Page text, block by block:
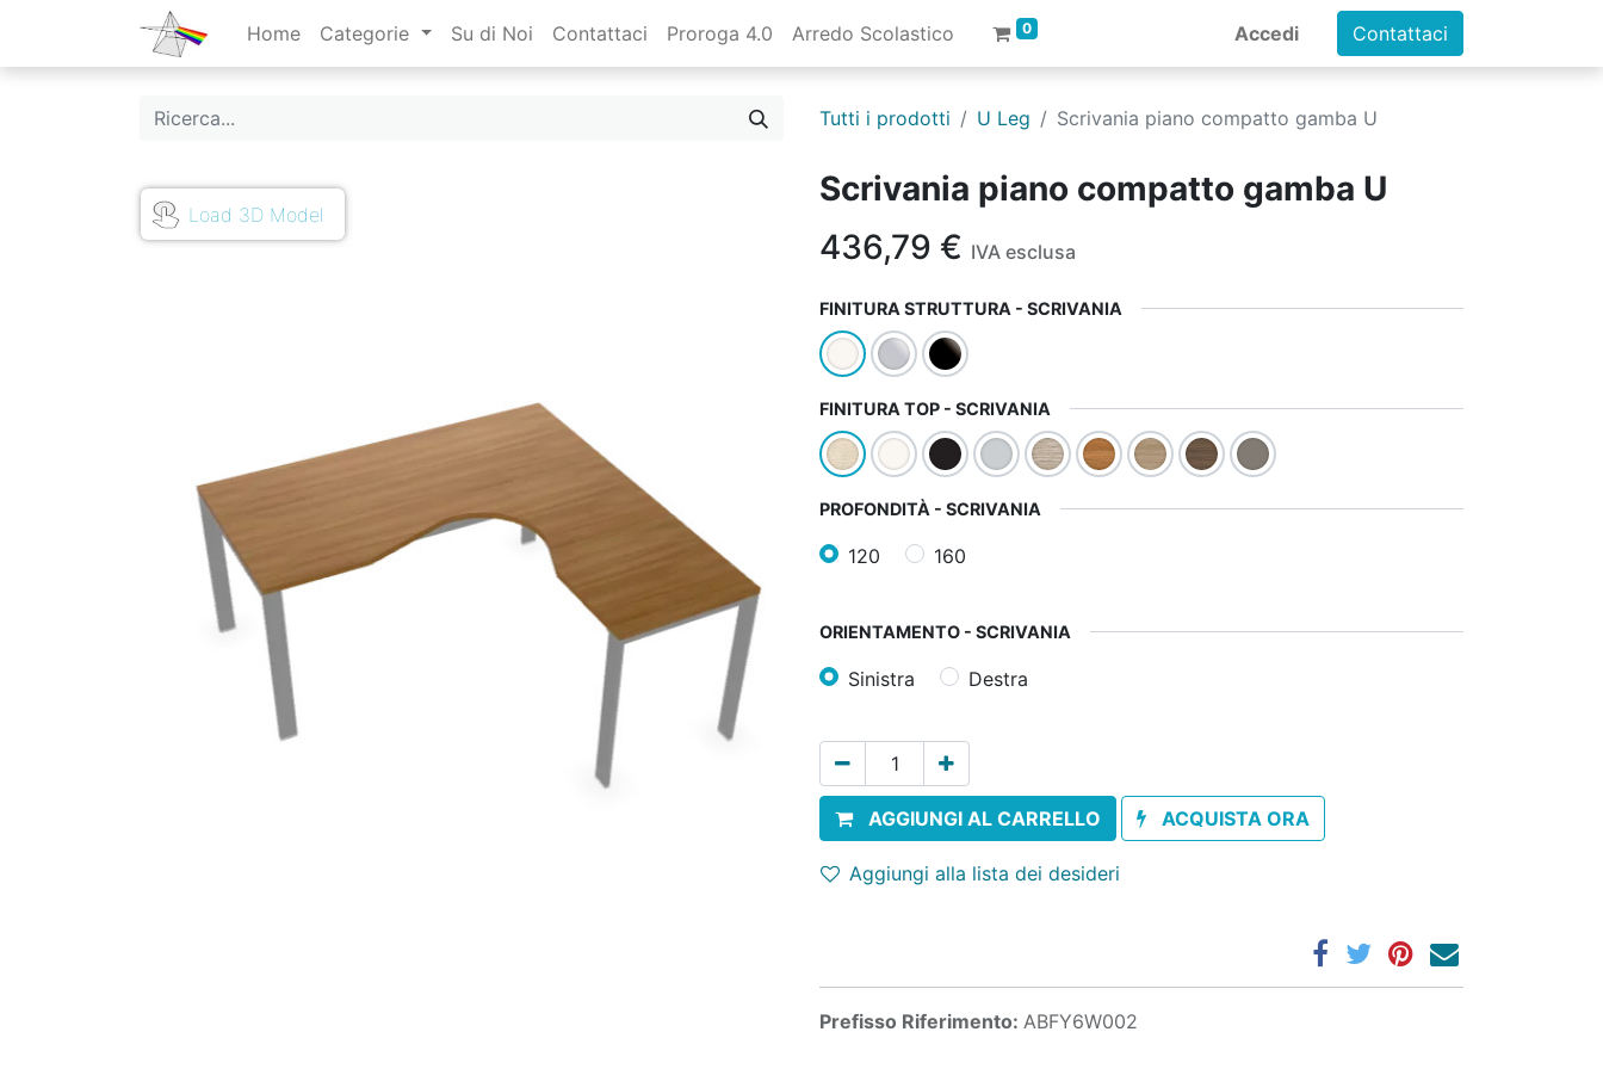
Home Categorie Su di Noi Contattaci Proroga 4.0 Arredo Scolastico 0 Accedi Contattaci
Tutti i prodotti U Leg Scrivania piano compatto gamba U
Load 3D Model
Scrivania piano compatto gamba U
436,79 € IVA esclusa
FINITURA STRUTTURA - SCRIVANIA
FINITURA TOP - SCRIVANIA
PROFONDITÀ - SCRIVANIA
120 160
ORIENTAMENTO - SCRIVANIA
Sinistra Destra
AGGIUNGI AL CARRELLO ACQUISTA ORA
Aggiungi alla lista dei desideri
Prefisso Riferimento: ABFY6W002